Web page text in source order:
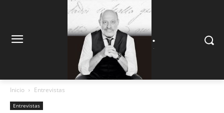
.
Inicio Entrevistas
Entrevistas